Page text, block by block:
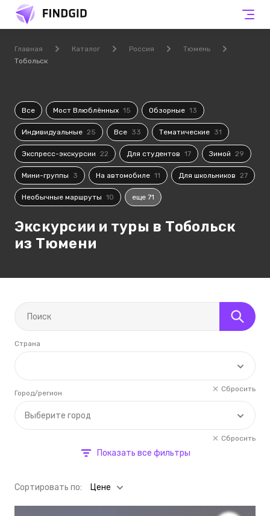
Главная Каталог Россия
Тюмень
Тобольск
Все Мост Влюблённых 15 Обзорные 13
Индивидуальные 25 Все 33 Тематические 31
Экспресс-экскурсии 22 Для студентов 17 Зимой 29
Мини-группы 3 На автомобиле 11 Для школьников 27
Необычные маршруты 10 еще 71
Экскурсии и туры в Тобольск
из Тюмени
Страна
Сбросить
Выберите город
Город/регион
Сбросить
Показать все фильтры
Cортировать по: Цене